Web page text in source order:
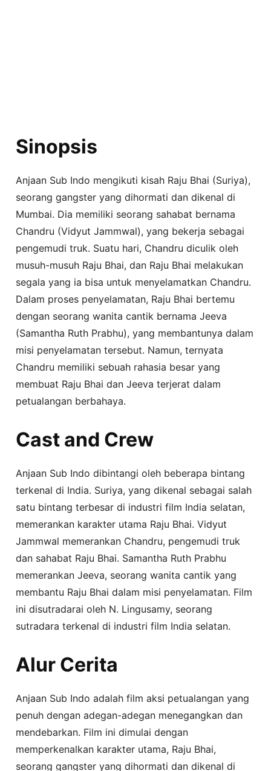
Sinopsis
Anjaan Sub Indo mengikuti kisah Raju Bhai (Suriya),
seorang gangster yang dihormati dan dikenal di
Mumbai. Dia memiliki seorang sahabat bernama
Chandru (Vidyut Jammwal), yang bekerja sebagai
pengemudi truk. Suatu hari, Chandru diculik oleh
musuh-musuh Raju Bhai, dan Raju Bhai melakukan
segala yang ia bisa untuk menyelamatkan Chandru.
Dalam proses penyelamatan, Raju Bhai bertemu
dengan seorang wanita cantik bernama Jeeva
(Samantha Ruth Prabhu), yang membantunya dalam
misi penyelamatan tersebut. Namun, ternyata
Chandru memiliki sebuah rahasia besar yang
membuat Raju Bhai dan Jeeva terjerat dalam
petualangan berbahaya.
Cast and Crew
Anjaan Sub Indo dibintangi oleh beberapa bintang
terkenal di India. Suriya, yang dikenal sebagai salah
satu bintang terbesar di industri film India selatan,
memerankan karakter utama Raju Bhai. Vidyut
Jammwal memerankan Chandru, pengemudi truk
dan sahabat Raju Bhai. Samantha Ruth Prabhu
memerankan Jeeva, seorang wanita cantik yang
membantu Raju Bhai dalam misi penyelamatan. Film
ini disutradarai oleh N. Lingusamy, seorang
sutradara terkenal di industri film India selatan.
Alur Cerita
Anjaan Sub Indo adalah film aksi petualangan yang
penuh dengan adegan-adegan menegangkan dan
mendebarkan. Film ini dimulai dengan
memperkenalkan karakter utama, Raju Bhai,
seorang gangster yang dihormati dan dikenal di